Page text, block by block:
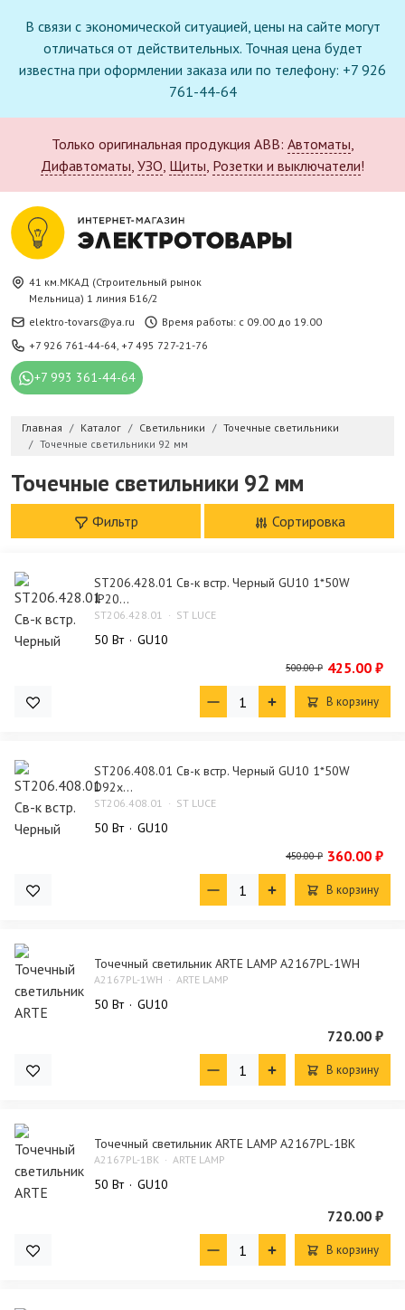
В связи с экономической ситуацией, цены на сайте могут
отличаться от действительных. Точная цена будет
известна при оформлении заказа или по телефону: +7 926
761-44-64
Только оригинальная продукция ABB: Автоматы,
Дифавтоматы, УЗО, Щиты, Розетки и выключатели!
41 км.МКАД (Строительный рынок
Мельница) 1 линия Б16/2
elektro-tovars@ya.ru
Время работы: с 09.00 до 19.00
+7 926 761-44-64, +7 495 727-21-76
+7 993 361-44-64
Главная Каталог Светильники
Точечные светильники
Точечные светильники 92 мм
Точечные светильники 92 мм
Фильтр Сортировка
ST206.428.01 Св-к встр. Черный GU10 1*50W
IP20...
ST206.428.01 ST LUCE
50 Bт GU10
500.00 ₽ 425.00 ₽
В корзину
ST206.408.01 Св-к встр. Черный GU10 1*50W
D92x...
ST206.408.01 ST LUCE
50 Bт GU10
450.00 ₽ 360.00 ₽
В корзину
Точечный светильник ARTE LAMP A2167PL-1WH
A2167PL-1WH ARTE LAMP
50 Bт GU10
720.00 ₽
В корзину
Точечный светильник ARTE LAMP A2167PL-1BK
A2167PL-1BK ARTE LAMP
50 Bт GU10
720.00 ₽
В корзину